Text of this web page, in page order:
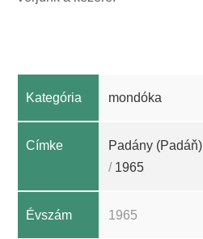
Kategória mondóka
Címke Padány (Padáň)
/ 1965
Évszám 1965